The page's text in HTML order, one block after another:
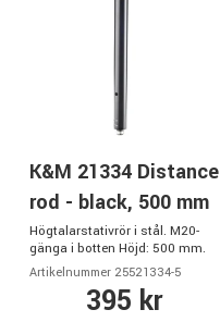
K&M 21334 Distance
rod - black, 500 mm
Högtalarstativrör i stål. M20-
gänga i botten Höjd: 500 mm.
Artikelnummer 25521334-5
395 kr